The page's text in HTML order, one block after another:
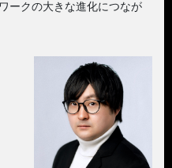
ークの大きな進化につなが